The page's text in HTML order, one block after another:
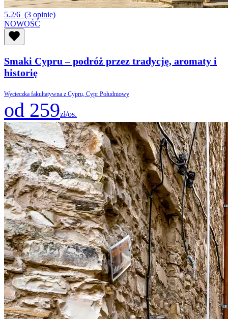
5.2/6 (3 opinie)
NOWOŚĆ
Smaki Cypru – podróż przez tradycję, aromaty i
historię
Wycieczka fakultatywna z Cypru, Cypr Południowy
od 259zł/os.